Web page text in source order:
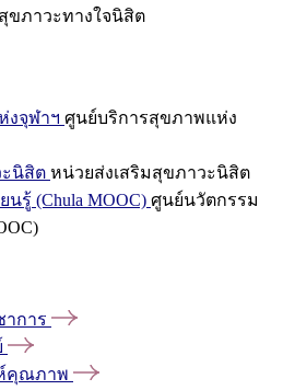
สุขภาวะทางใจนิสิต
งจุฬาฯ ศูนย์บริการสุขภาพแห่ง
ะนิสิต หน่วยส่งเสริมสุขภาวะนิสิต
รู้ (Chula MOOC) ศูนย์นวัตกรรม
าการ
ห์คุณภาพ